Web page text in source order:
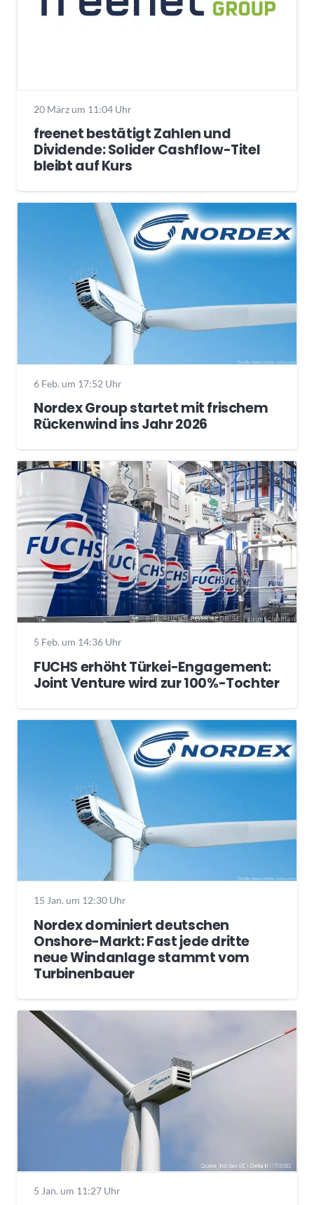
20 März um 11:04 Uhr
freenet bestätigt Zahlen und
Dividende: Solider Cashflow-Titel
bleibt auf Kurs
6 Feb. um 17:52 Uhr
Nordex Group startet mit frischem
Rückenwind ins Jahr 2026
5 Feb. um 14:36 Uhr
FUCHS erhöht Türkei-Engagement:
Joint Venture wird zur 100%-Tochter
15 Jan. um 12:30 Uhr
Nordex dominiert deutschen
Onshore-Markt: Fast jede dritte
neue Windanlage stammt vom
Turbinenbauer
5 Jan. um 11:27 Uhr